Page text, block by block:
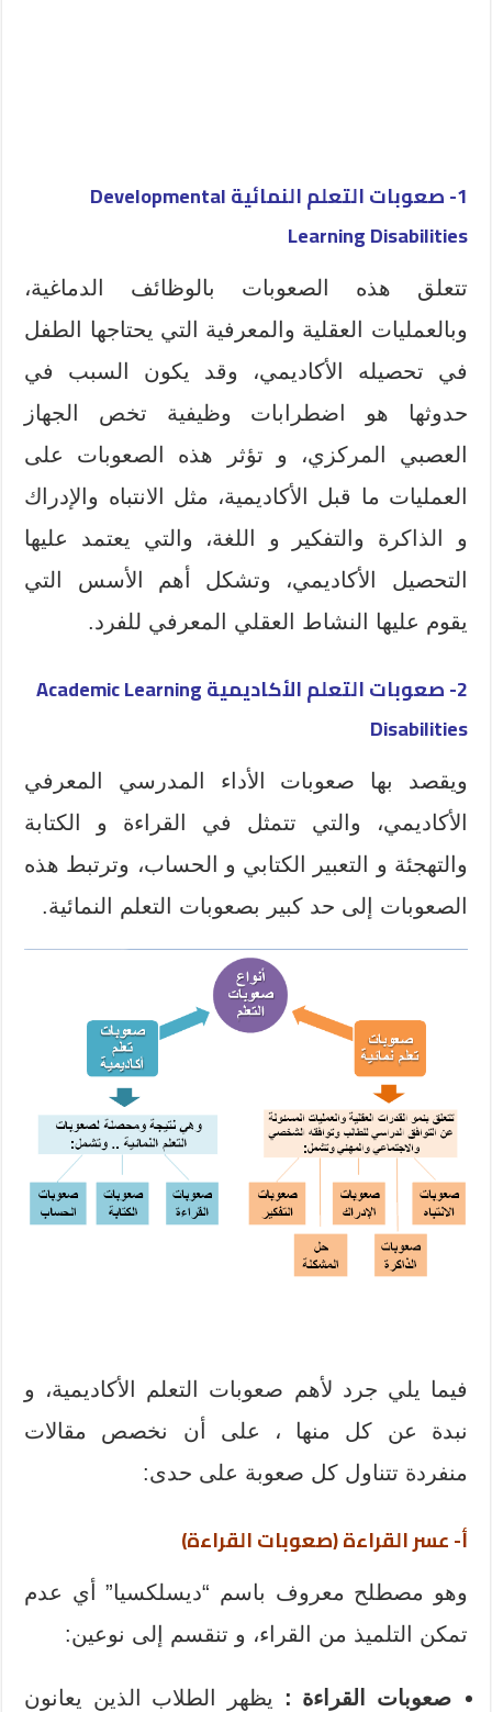
1- صعوبات التعلم النمائية Developmental
Learning Disabilities
تتعلق هذه الصعوبات بالوظائف الدماغية،
وبالعمليات العقلية والمعرفية التي يحتاجها الطفل
في تحصيله الأكاديمي، وقد يكون السبب في
حدوثها هو اضطرابات وظيفية تخص الجهاز
العصبي المركزي، و تؤثر هذه الصعوبات على
العمليات ما قبل الأكاديمية، مثل الانتباه والإدراك
و الذاكرة والتفكير و اللغة، والتي يعتمد عليها
التحصيل الأكاديمي، وتشكل أهم الأسس التي
يقوم عليها النشاط العقلي المعرفي للفرد.
2- صعوبات التعلم الأكاديمية Academic Learning
Disabilities
ويقصد بها صعوبات الأداء المدرسي المعرفي
الأكاديمي، والتي تتمثل في القراءة و الكتابة
والتهجئة و التعبير الكتابي و الحساب، وترتبط هذه
الصعوبات إلى حد كبير بصعوبات التعلم النمائية.
فيما يلي جرد لأهم صعوبات التعلم الأكاديمية، و
نبدة عن كل منها ، على أن نخصص مقالات
منفردة تتناول كل صعوبة على حدى:
أ- عسر القراءة (صعوبات القراءة)
وهو مصطلح معروف باسم “ديسلكسيا” أي عدم
تمكن التلميذ من القراء، و تنقسم إلى نوعين:
صعوبات القراءة :
يظهر الطلاب الذين يعانون